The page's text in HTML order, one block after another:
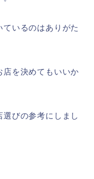
いるのはありがた
店を決めてもいいか
選びの参考にしまし